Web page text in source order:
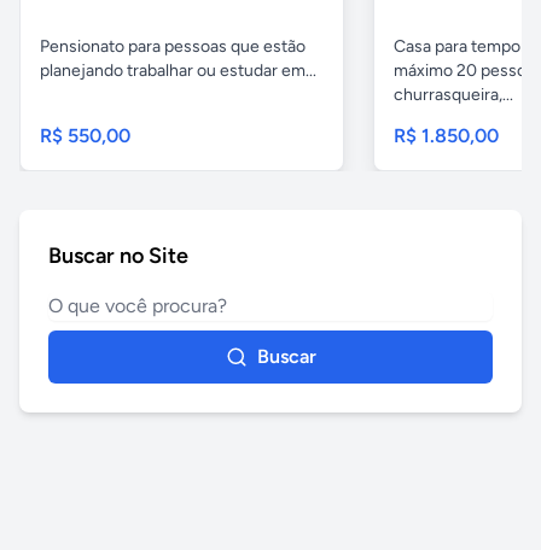
Pensionato para pessoas que estão
planejando trabalhar ou estudar em...
R$ 550,00
Casa para
máximo 20
churrasqueira,...
R$ 1.850,00
Buscar no Site
Buscar